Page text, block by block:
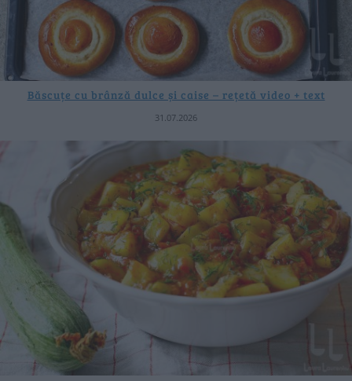
Băscuțe cu brânză dulce și caise – rețetă video + text
31.07.2026